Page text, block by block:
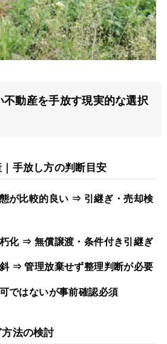
不動産を手放す現実的な選択
手放し方の判断目安
が比較的良い ⇒ 引継ぎ・売却検
化⇒ 無償譲渡・条件付き引継ぎ
⇒管理放棄せず整理判断が必要
ではないが事前確認必須
法の検討